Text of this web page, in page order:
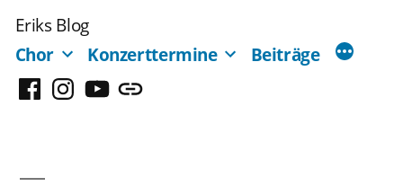
Inhalt
springen
Eriks Blog
Chor
Konzerttermine Beiträge
FacebookInstagram
YouTubeMastodon